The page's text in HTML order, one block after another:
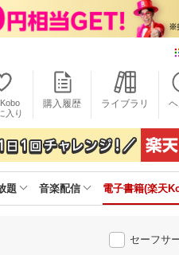
入り
購入履歴 ライブラリ
題 音楽配信 電子書籍(楽天
セーフサ